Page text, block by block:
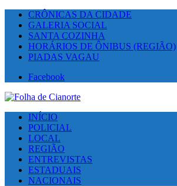
CRÔNICAS DA CIDADE
GALERIA SOCIAL
SANTA COZINHA
HORÁRIOS DE ÔNIBUS (REGIÃO)
PIADAS VAGAU
Facebook
INÍCIO
POLICIAL
LOCAL
REGIÃO
ENTREVISTAS
ESTADUAIS
NACIONAIS